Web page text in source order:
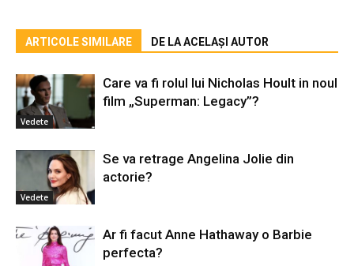
ARTICOLE SIMILARE DE LA ACELAȘI AUTOR
Vedete
Care va fi rolul lui Nicholas Hoult in noul
film „Superman: Legacy”?
Vedete
Se va retrage Angelina Jolie din
actorie?
Ar fi facut Anne Hathaway o Barbie
perfecta?